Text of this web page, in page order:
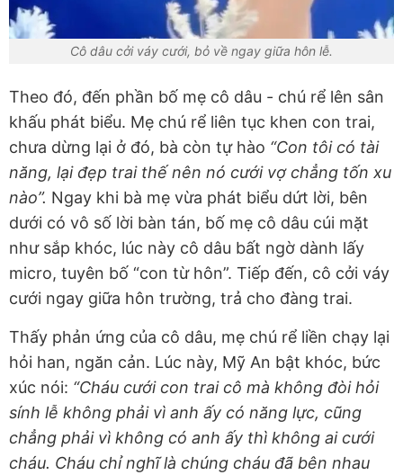
Cô dâu cởi váy cưới, bỏ về ngay giữa hôn lễ.
Theo đó, đến phần bố mẹ cô dâu - chú rể lên sân
khấu phát biểu. Mẹ chú rể liên tục khen con trai,
chưa dừng lại ở đó, bà còn tự hào “Con tôi có tài
năng, lại đẹp trai thế nên nó cưới vợ chẳng tốn xu
nào”. Ngay khi bà mẹ vừa phát biểu dứt lời, bên
dưới có vô số lời bàn tán, bố mẹ cô dâu cúi mặt
như sắp khóc, lúc này cô dâu bất ngờ dành lấy
micro, tuyên bố “con từ hôn”. Tiếp đến, cô cởi váy
cưới ngay giữa hôn trường, trả cho đàng trai.
Thấy phản ứng của cô dâu, mẹ chú rể liền chạy lại
hỏi han, ngăn cản. Lúc này, Mỹ An bật khóc, bức
xúc nói: “Cháu cưới con trai cô mà không đòi hỏi
sính lễ không phải vì anh ấy có năng lực, cũng
chẳng phải vì không có anh ấy thì không ai cưới
cháu. Cháu chỉ nghĩ là chúng cháu đã bên nhau